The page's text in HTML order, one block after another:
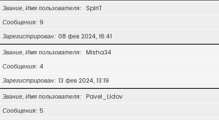
Звание, Имя пользователя
SpiriT
Сообщения 9
Зарегистрирован 08 фев 2024, 16:41
Звание, Имя пользователя
Misha34
Сообщения 4
Зарегистрирован 13 фев 2024, 13:19
Звание, Имя пользователя
Pavel_Lidov
Сообщения 5